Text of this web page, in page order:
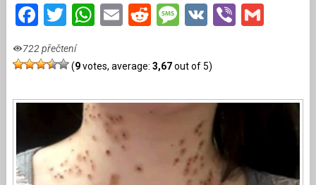
Facebook
Twitter
WhatsApp
EmailRedditMessage
VKViber
722 přečtení
(9votes, average: 3,67out of 5)